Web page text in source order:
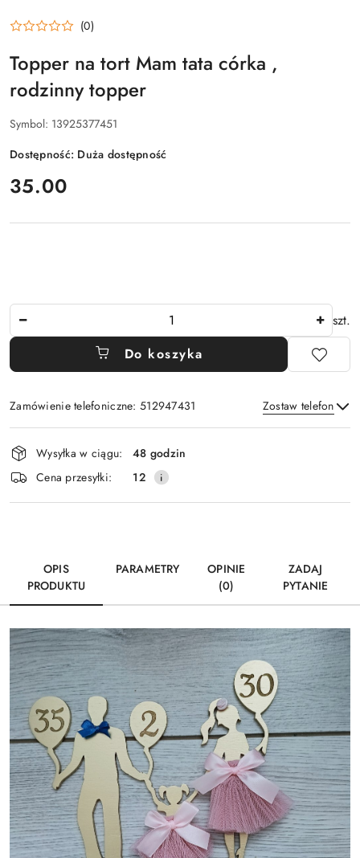
(0)
Topper na tort Mam tata córka ,
rodzinny topper
Symbol: 13925377451
Dostępność: Duża dostępność
cena:
35.00
szt.
Do koszyka
Zamówienie telefoniczne: 512947431 Zostaw telefon
Wyślij
Dostępność
i
dostawa
Wysyłka w ciągu:
48 godzin
Cena przesyłki:
12
OPIS
PRODUKTU
PARAMETRY
OPINIE
(0)
ZADAJ
PYTANIE